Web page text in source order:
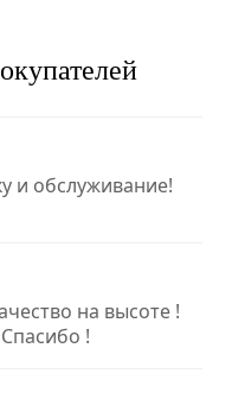
и обслуживание!
на высоте !
!